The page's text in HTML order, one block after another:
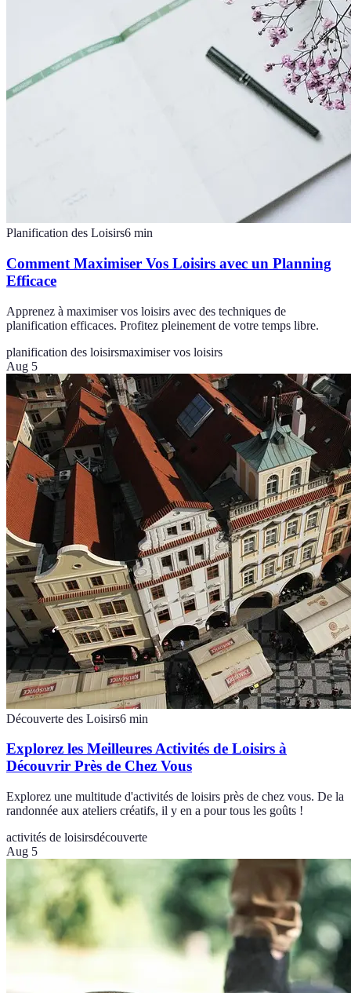
Planification des Loisirs6 min
Comment Maximiser Vos Loisirs avec un Planning
Efficace
Apprenez à maximiser vos loisirs avec des techniques de
planification efficaces. Profitez pleinement de votre temps libre.
planification des loisirsmaximiser vos loisirs
Aug 5
Découverte des Loisirs6 min
Explorez les Meilleures Activités de Loisirs à
Découvrir Près de Chez Vous
Explorez une multitude d'activités de loisirs près de chez vous. De la
randonnée aux ateliers créatifs, il y en a pour tous les goûts !
activités de loisirsdécouverte
Aug 5